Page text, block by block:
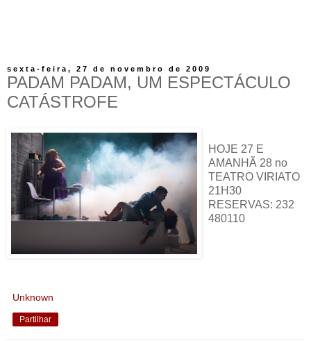
sexta-feira, 27 de novembro de 2009
PADAM PADAM, UM ESPECTÁCULO
CATÁSTROFE
HOJE 27 E
AMANHÃ 28 no
TEATRO VIRIATO
21H30
RESERVAS: 232
480110
Unknown
Partilhar